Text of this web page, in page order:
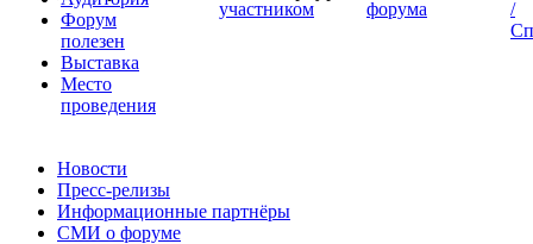
Форум
полезен
Выставка
Место
проведения
участником
форума
/
Новости
Пресс-релизы
Информационные партнёры
СМИ о форуме